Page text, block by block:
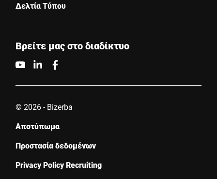
Δελτία Τύπου
Βρείτε μας στο διαδίκτυο
© 2026 - Bizerba
Αποτύπωμα
Προστασία δεδομένων
Privacy Policy Recruiting